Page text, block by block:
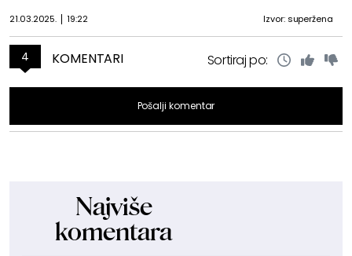
21.03.2025. 19:22 Izvor: superžena
4 KOMENTARI Sortiraj po:
Pošalji komentar
Najviše
komentara